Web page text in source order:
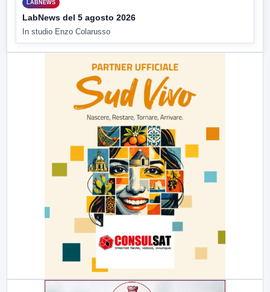
LABNEWS
LabNews del 5 agosto 2026
In studio Enzo Colarusso